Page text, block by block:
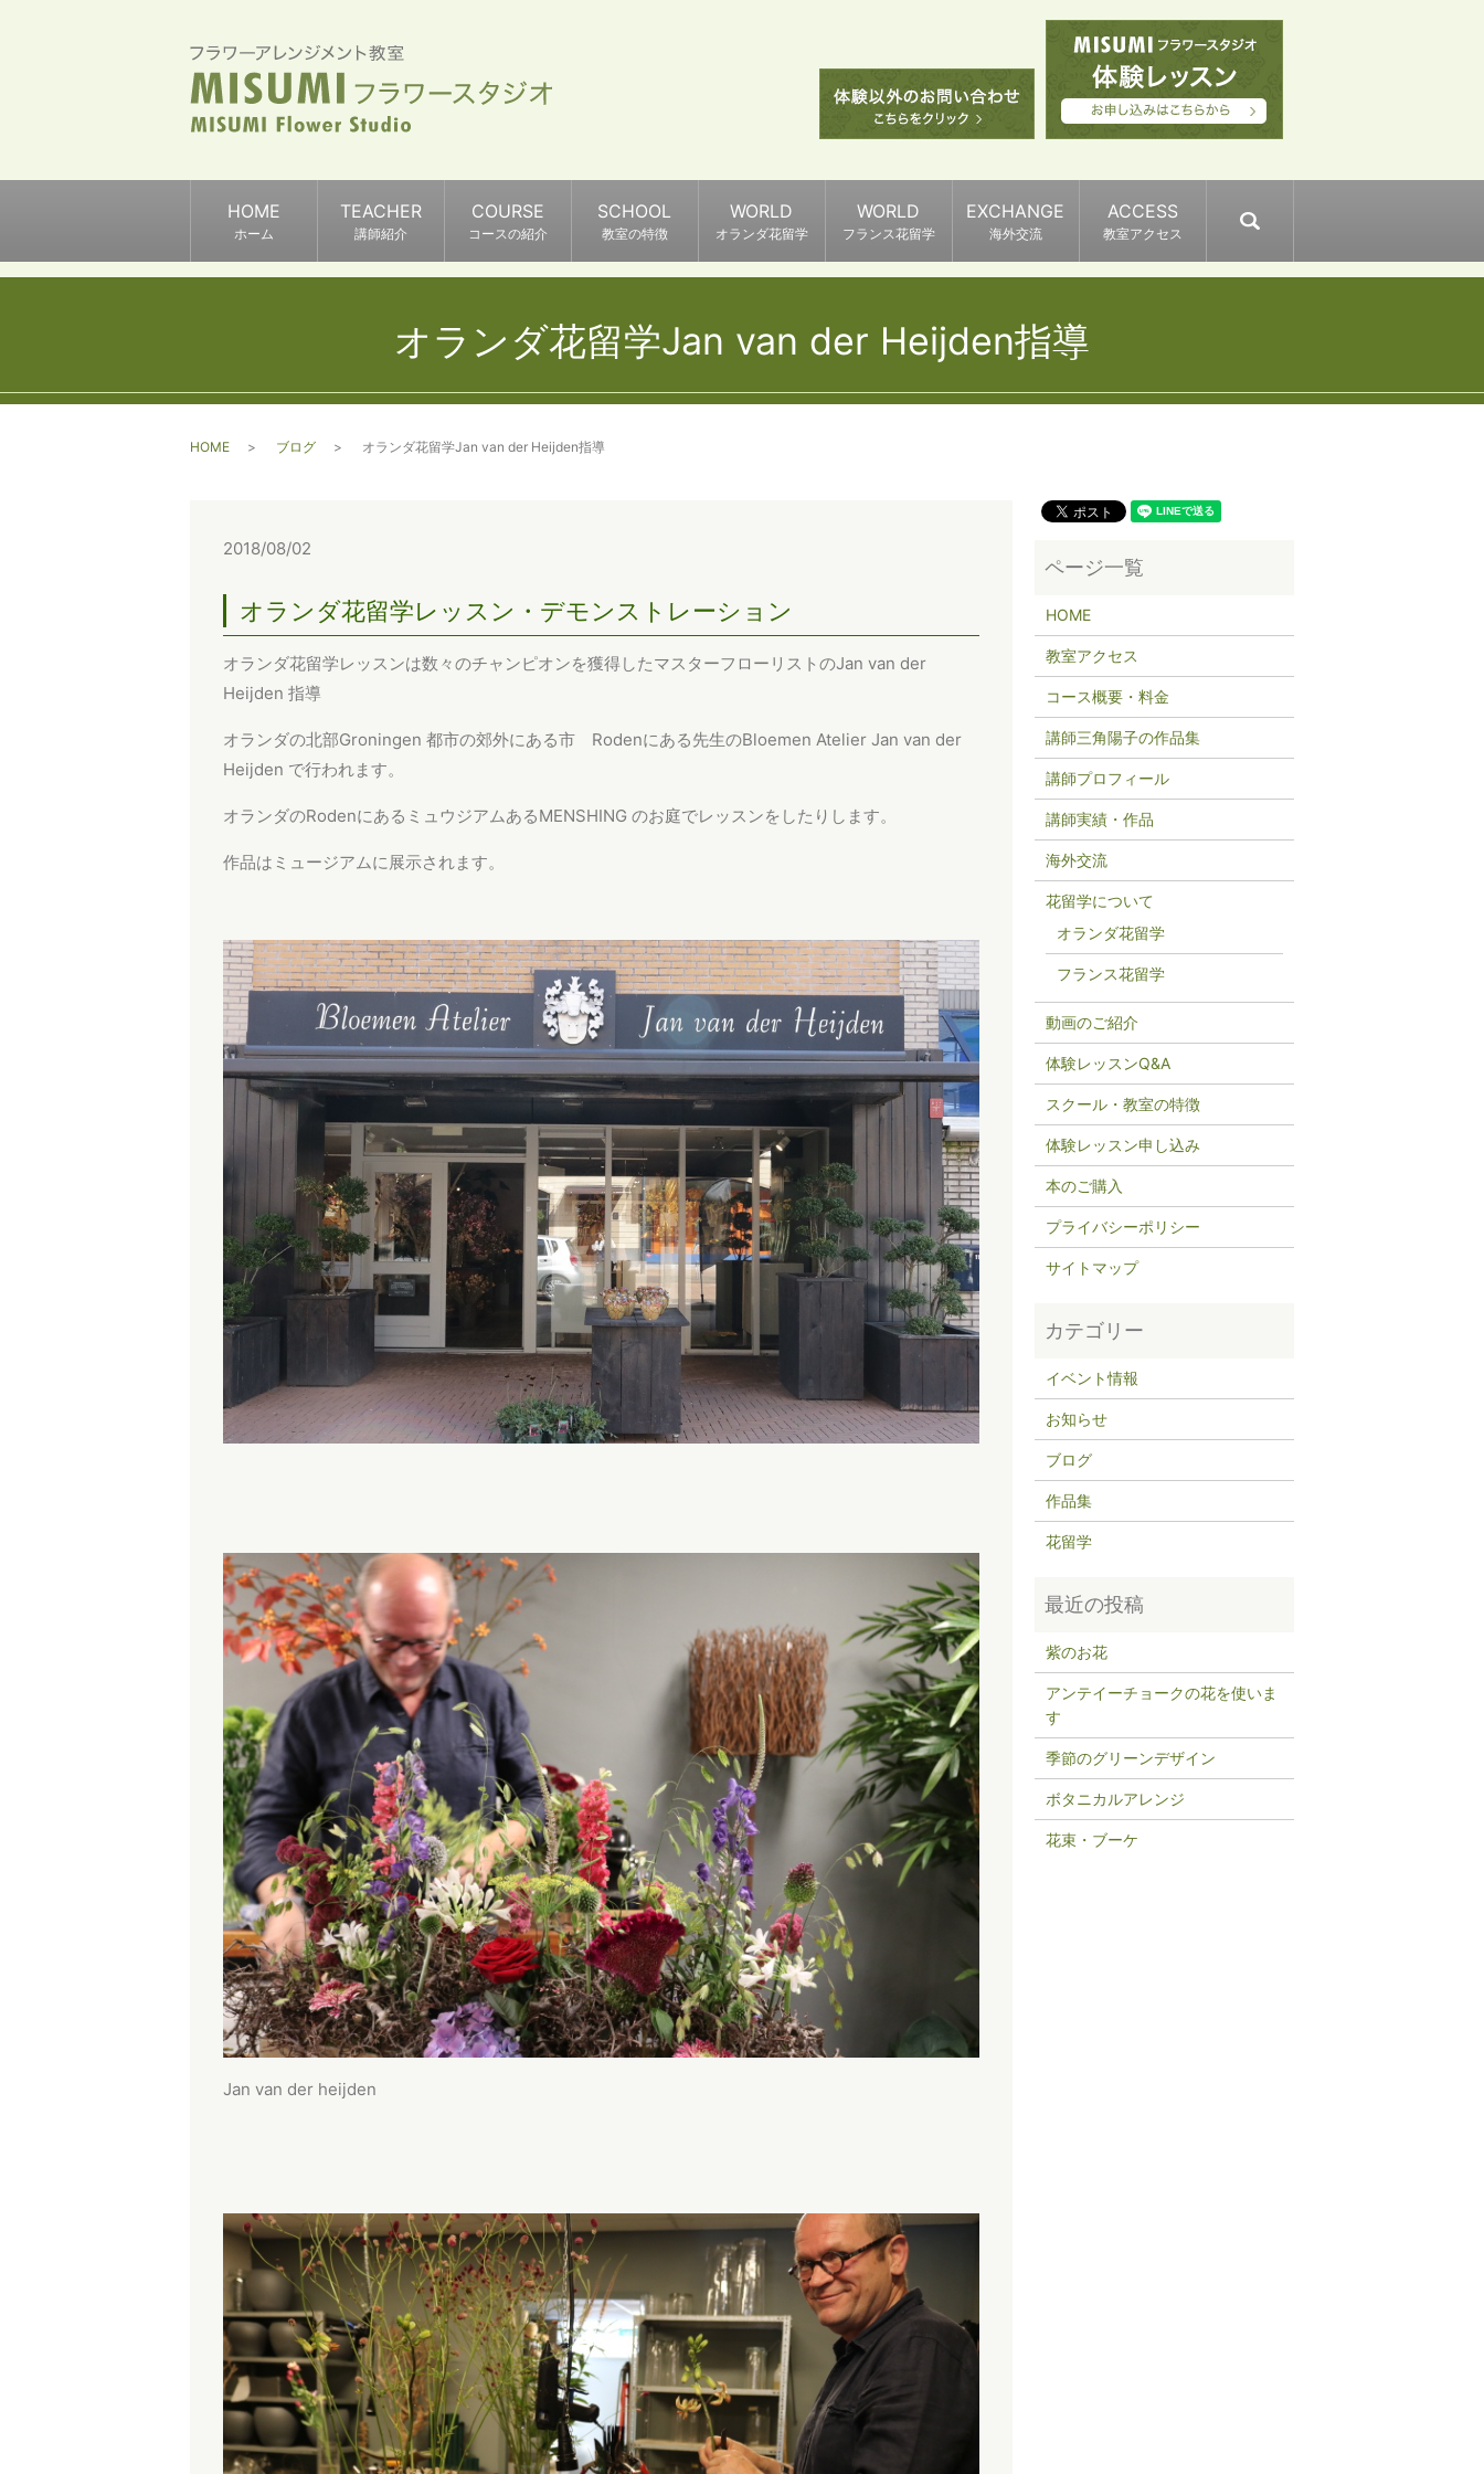
HOME
ホーム
TEACHER
講師紹介
COURSE
コースの紹介
SCHOOL
教室の特徴
WORLD
オランダ花留学
WORLD
フランス花留学
EXCHANGE
海外交流
ACCESS
教室アクセス
オランダ花留学Jan van der Heijden指導
HOME ブログ オランダ花留学Jan van der Heijden指導
2018/08/02
オランダ花留学レッスン・デモンストレーション
オランダ花留学レッスンは数々のチャンピオンを獲得したマスターフローリストのJan van der
Heijden 指導
オランダの北部Groningen 都市の郊外にある市 Rodenにある先生のBloemen Atelier Jan van der
Heijden で行われます。
オランダのRodenにあるミュウジアムあるMENSHING のお庭でレッスンをしたりします。
作品はミュージアムに展示されます。
Jan van der heijden
HOME
教室アクセス
コース概要・料金
講師三角陽子の作品集
講師プロフィール
講師実績・作品
海外交流
花留学について
オランダ花留学
フランス花留学
動画のご紹介
体験レッスンQ&A
スクール・教室の特徴
体験レッスン申し込み
本のご購入
プライバシーポリシー
サイトマップ
イベント情報
お知らせ
ブログ
作品集
花留学
紫のお花
アンテイーチョークの花を使いま
す
季節のグリーンデザイン
ボタニカルアレンジ
花束・ブーケ